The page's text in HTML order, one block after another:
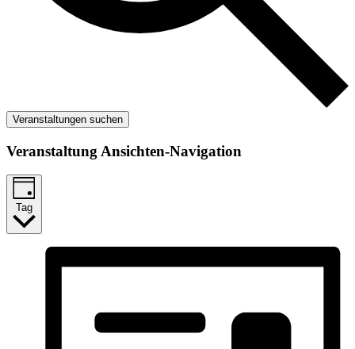
Veranstaltungen suchen
Veranstaltung Ansichten-Navigation
Tag